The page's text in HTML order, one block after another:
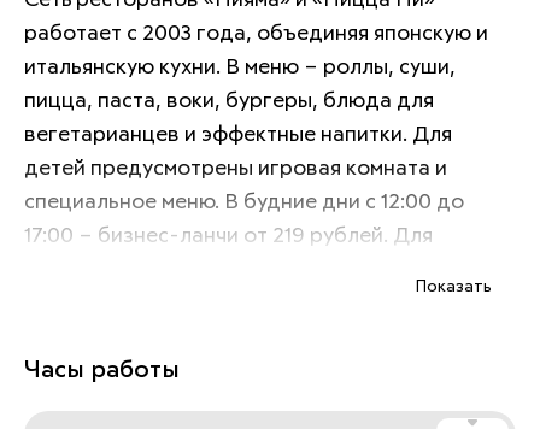
работает с 2003 года, объединяя японскую и
итальянскую кухни. В меню – роллы, суши,
пицца, паста, воки, бургеры, блюда для
вегетарианцев и эффектные напитки. Для
детей предусмотрены игровая комната и
специальное меню. В будние дни с 12:00 до
17:00 – бизнес-ланчи от 219 рублей. Для
Показать
Часы работы